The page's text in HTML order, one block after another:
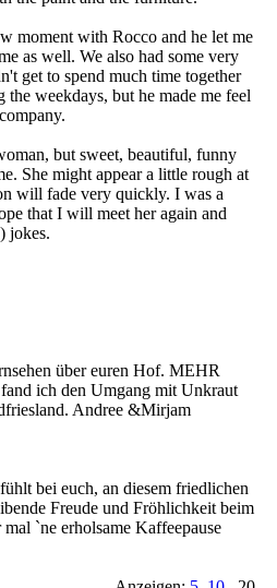
moment with Rocco and he let me
as well. We also had some very
get to spend much time together
weekdays, but he made me feel
but sweet, beautiful, funny
She might appear a little rough at
will fade very quickly. I was a
that I will meet her again and
jokes.
über euren Hof. MEHR
ich den Umgang mit Unkraut
Andree &Mirjam
bei euch, an diesem friedlichen
Freude und Fröhlichkeit beim
`ne erholsame Kaffeepause